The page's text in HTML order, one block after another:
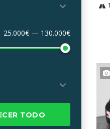
25.000€ — 130.000€
TODO